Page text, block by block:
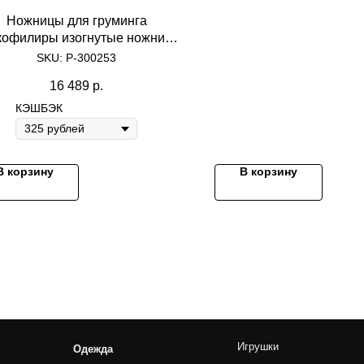
Ножницы для груминга
изогнутые ножницы
BRONZE J&K JULIA Z
с двумя литыми уп.
SKU: P-300253
16 489 р.
КЭШБЭК
корзину В корзину
landing pages, as well as photo stories, blogs, lookbooks, and all